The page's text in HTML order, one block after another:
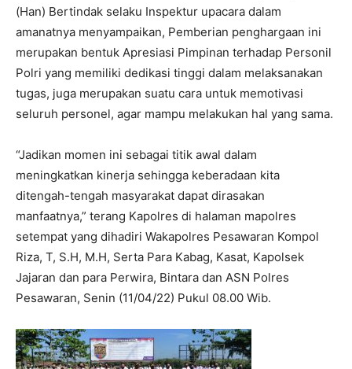
(Han) Bertindak selaku Inspektur upacara dalam
amanatnya menyampaikan, Pemberian penghargaan ini
merupakan bentuk Apresiasi Pimpinan terhadap Personil
Polri yang memiliki dedikasi tinggi dalam melaksanakan
tugas, juga merupakan suatu cara untuk memotivasi
seluruh personel, agar mampu melakukan hal yang sama.
“Jadikan momen ini sebagai titik awal dalam
meningkatkan kinerja sehingga keberadaan kita
ditengah-tengah masyarakat dapat dirasakan
manfaatnya,” terang Kapolres di halaman mapolres
setempat yang dihadiri Wakapolres Pesawaran Kompol
Riza, T, S.H, M.H, Serta Para Kabag, Kasat, Kapolsek
Jajaran dan para Perwira, Bintara dan ASN Polres
Pesawaran, Senin (11/04/22) Pukul 08.00 Wib.